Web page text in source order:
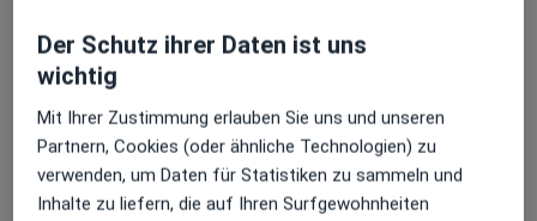
Zahnbehandlungen?
Oder haben Sie schlechte Erfahrung beim
Zahnarzt gemacht?
Wurden Sie nicht ernstgenommen und man hat
Sie verletzt?
Der Schutz ihrer Daten ist uns
wichtig
Mit Ihrer Zustimmung erlauben Sie uns und unseren
Partnern, Cookies (oder ähnliche Technologien) zu
verwenden, um Daten für Statistiken zu sammeln und
Inhalte zu liefern, die auf Ihren Surfgewohnheiten